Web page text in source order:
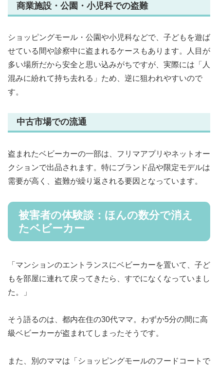
商業施設・公園・小児科での盗難
ショッピングモール・公園や小児科などで、子どもを遊ば
せている間や診察中に盗まれるケースもあります。人目が
多い場所だから安全と思い込みがちですが、実際には「人
混みに紛れて持ち去れる」ため、逆に狙われやすいので
す。
中古市場での流通
盗まれたベビーカーの一部は、フリマアプリやネットオー
クションで出品されます。特にブランド品や限定モデルは
需要が高く、盗難が繰り返される要因となっています。
被害者の体験談：ほんの数分で消え
たベビーカー
「マンションのエントランスにベビーカーを置いて、子ど
もを部屋に連れて戻ってきたら、すでになくなっていまし
た。」
そう語るのは、都内在住の30代ママ。わずか5分の間に高
級ベビーカーが盗まれてしまったそうです。
また、別のママは「ショッピングモールのフードコートで